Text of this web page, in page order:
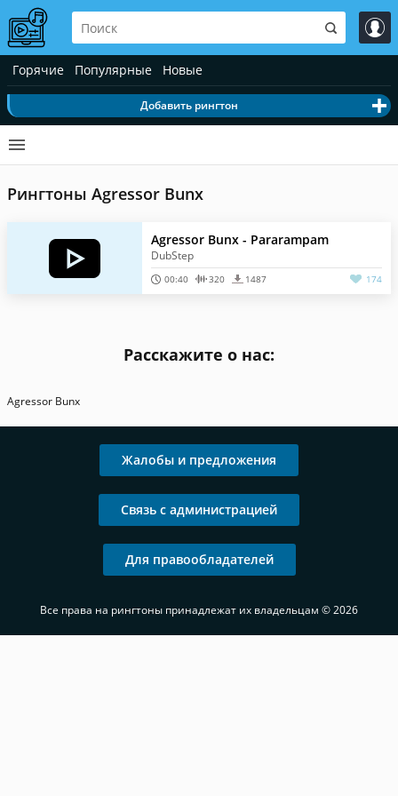
Горячие Популярные Новые
Добавить рингтон
Рингтоны Agressor Bunx
Agressor Bunx - Pararampam
DubStep
00:40 320 1487 174
Расскажите о нас:
Agressor Bunx
Жалобы и предложения
Связь с администрацией
Для правообладателей
Все права на рингтоны принадлежат их владельцам © 2026